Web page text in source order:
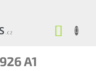
A1